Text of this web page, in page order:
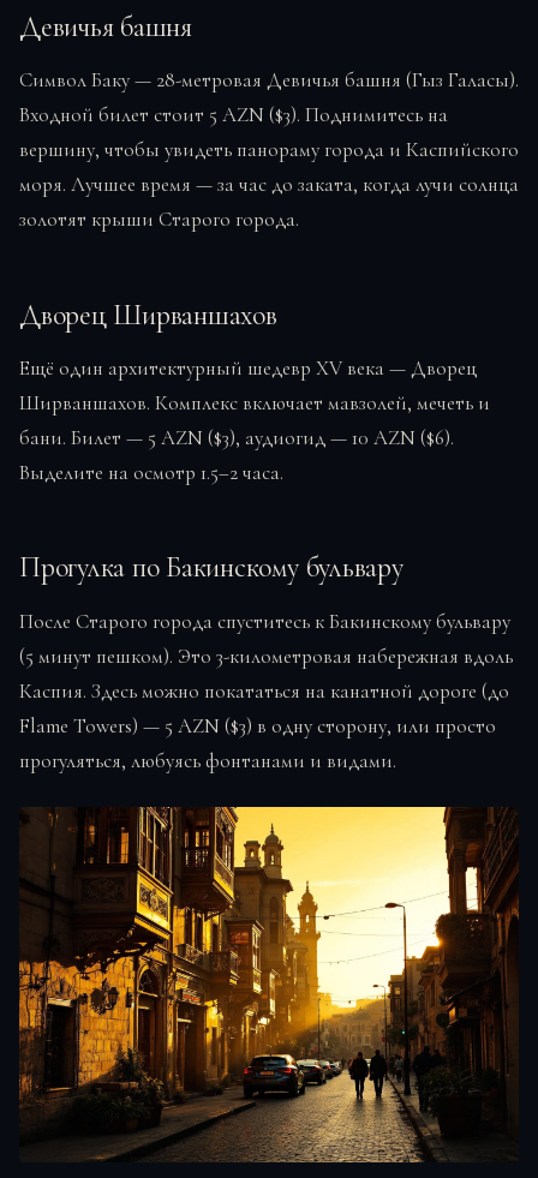
Девичья башня
Символ Баку — 28-метровая Девичья башня (Гыз Галасы).
Входной билет стоит 5 AZN ($3). Поднимитесь на
вершину, чтобы увидеть панораму города и Каспийского
моря. Лучшее время — за час до заката, когда лучи солнца
золотят крыши Старого города.
Дворец Ширваншахов
Ещё один архитектурный шедевр XV века — Дворец
Ширваншахов. Комплекс включает мавзолей, мечеть и
бани. Билет — 5 AZN ($3), аудиогид — 10 AZN ($6).
Выделите на осмотр 1.5–2 часа.
Прогулка по Бакинскому бульвару
После Старого города спуститесь к Бакинскому бульвару
(5 минут пешком). Это 3-километровая набережная вдоль
Каспия. Здесь можно покататься на канатной дороге (до
Flame Towers) — 5 AZN ($3) в одну сторону, или просто
прогуляться, любуясь фонтанами и видами.